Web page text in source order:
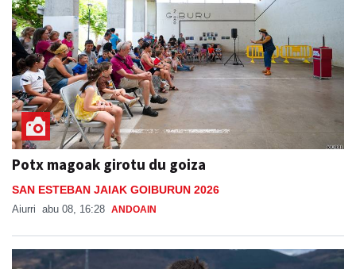
Potx magoak girotu du goiza
SAN ESTEBAN JAIAK GOIBURUN 2026
Aiurri abu 08, 16:28 ANDOAIN